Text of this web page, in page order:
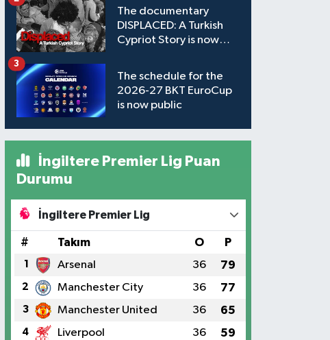
The documentary
DISPLACED: A Turkish
Cypriot Story is now
The schedule for the
2026-27 BKT EuroCup
is now public
3
İngiltere Premier Lig Puan
Durumu
İngiltere Premier Lig
# Takım O P
1 Arsenal 36 79
2 Manchester City 36 77
3 Manchester United 36 65
4 Liverpool 36 59